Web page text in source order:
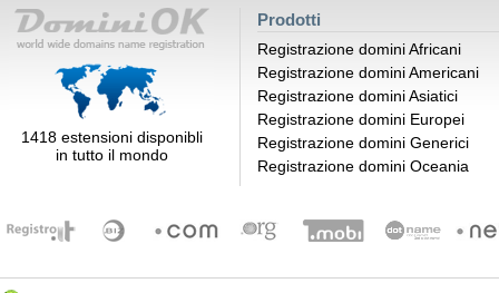
1418 estensioni disponibli
in tutto il mondo
Prodotti
Registrazione domini Africani
Registrazione domini Americani
Registrazione domini Asiatici
Registrazione domini Europei
Registrazione domini Generici
Registrazione domini Oceania